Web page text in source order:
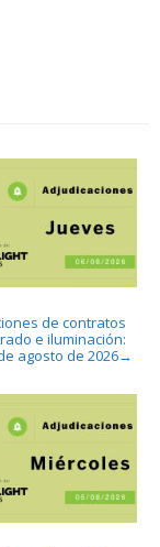
de contratos
e iluminación:
agosto de 2026→